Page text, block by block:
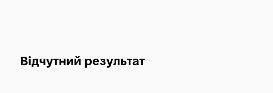
Відчутний результат